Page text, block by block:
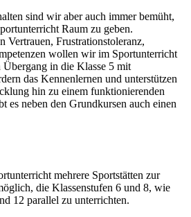
sind wir aber auch immer bemüht,
Raum zu geben.
Vertrauen, Frustrationstoleranz,
wollen wir im Sportunterricht
in die Klasse 5 mit
das Kennenlernen und unterstützen
hin zu einem funktionierenden
es neben den Grundkursen auch einen
mehrere Sportstätten zur
die Klassenstufen 6 und 8, wie
12 parallel zu unterrichten.